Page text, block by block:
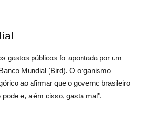
gastos públicos foi apontada por um
Mundial (Bird). O organismo
ao afirmar que o governo brasileiro
pode e, além disso, gasta mal”.